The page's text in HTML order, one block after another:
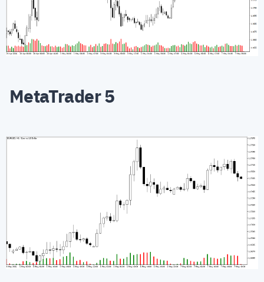
MetaTrader 5